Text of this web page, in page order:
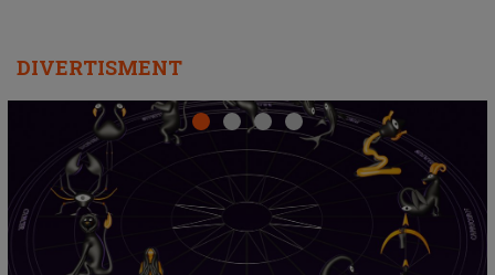
DIVERTISMENT